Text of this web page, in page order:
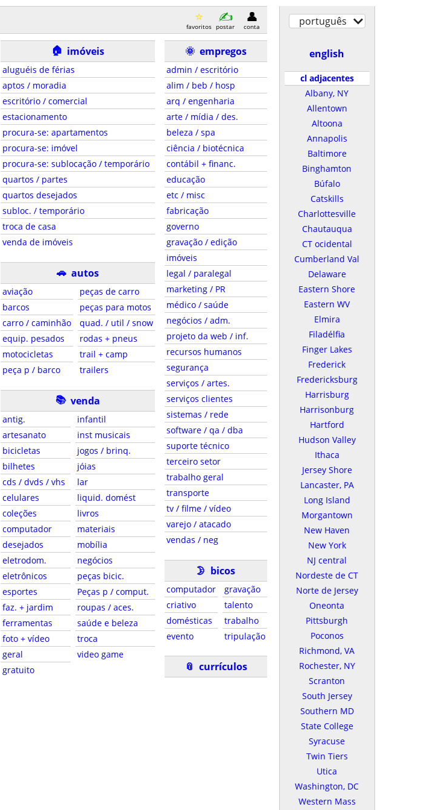
favoritos postar conta
🏠 imóveis
aluguéis de férias
aptos / moradia
escritório / comercial
estacionamento
procura-se: apartamentos
procura-se: imóvel
procura-se: sublocação / temporário
quartos / partes
quartos desejados
subloc. / temporário
troca de casa
venda de imóveis
🚗 autos
aviação
barcos
carro / caminhão
equip. pesados
motocicletas
peça p / barco
peças de carro
peças para motos
quad. / util / snow
rodas + pneus
trail + camp
trailers
📚 venda
antig.
artesanato
bicicletas
bilhetes
cds / dvds / vhs
celulares
coleções
computador
desejados
eletrodom.
eletrônicos
esportes
faz. + jardim
ferramentas
foto + vídeo
geral
gratuito
infantil
inst musicais
jogos / brinq.
jóias
lar
liquid. domést
livros
materiais
mobília
negócios
peças bicic.
Peças p / comput.
roupas / aces.
saúde e beleza
troca
video game
🌞 empregos
admin / escritório
alim / beb / hosp
arq / engenharia
arte / mídia / des.
beleza / spa
ciência / biotécnica
contábil + financ.
educação
etc / misc
fabricação
governo
gravação / edição
imóveis
legal / paralegal
marketing / PR
médico / saúde
negócios / adm.
projeto da web / inf.
recursos humanos
segurança
serviços / artes.
serviços clientes
sistemas / rede
software / qa / dba
suporte técnico
terceiro setor
trabalho geral
transporte
tv / filme / vídeo
varejo / atacado
vendas / neg
🌛 bicos
computador
criativo
domésticas
evento
gravação
talento
trabalho
tripulação
📎 currículos
português
english
cl adjacentes
Albany, NY
Allentown
Altoona
Annapolis
Baltimore
Binghamton
Búfalo
Catskills
Charlottesville
Chautauqua
CT ocidental
Cumberland Val
Delaware
Eastern Shore
Eastern WV
Elmira
Filadélfia
Finger Lakes
Frederick
Fredericksburg
Harrisburg
Harrisonburg
Hartford
Hudson Valley
Ithaca
Jersey Shore
Lancaster, PA
Long Island
Morgantown
New Haven
New York
NJ central
Nordeste de CT
Norte de Jersey
Oneonta
Pittsburgh
Poconos
Richmond, VA
Rochester, NY
Scranton
South Jersey
Southern MD
State College
Syracuse
Twin Tiers
Utica
Washington, DC
Western Mass